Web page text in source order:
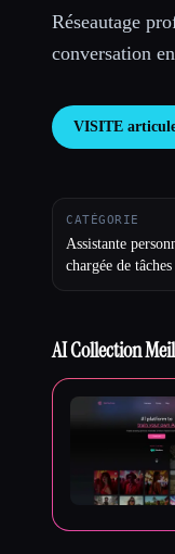
Réseautage
conversation
VISITE
CATÉGORIE
Assistante
chargée de tâches
AI Collection